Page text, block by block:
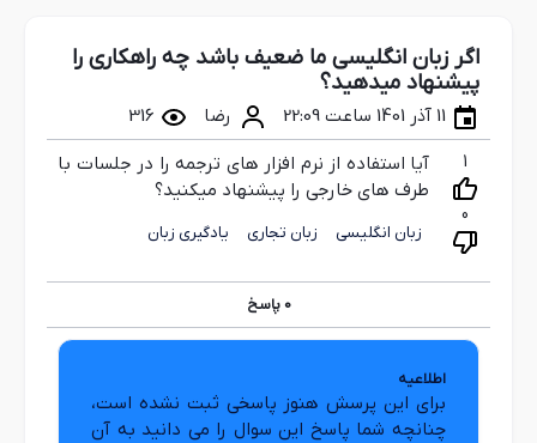
اگر زبان انگلیسی ما ضعیف باشد چه راهکاری را
پیشنهاد میدهید؟
11 آذر 1401 ساعت 22:09 رضا 316
1
0
آیا استفاده از نرم افزار های ترجمه را در جلسات با
طرف های خارجی را پیشنهاد میکنید؟
زبان انگلیسی زبان تجاری یادگیری زبان
0پاسخ
اطلاعیه
برای این پرسش هنوز پاسخی ثبت نشده است،
چنانچه شما پاسخ این سوال را می دانید به آن